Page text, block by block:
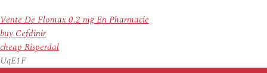
Vente De Flomax 0.2 mg En Pharmacie
buy Cefdinir
cheap Risperdal
UqE1F